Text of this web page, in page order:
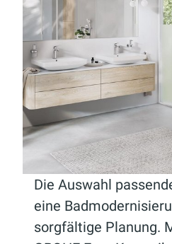
Die Auswahl
eine
sorgfältige Planung.